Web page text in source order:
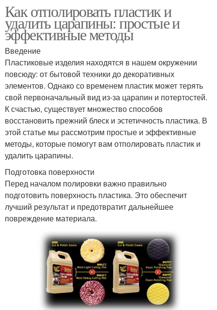
Как отполировать пластик и
удалить царапины: простые и
эффективные методы
Введение
Пластиковые изделия находятся в нашем окружении
повсюду: от бытовой техники до декоративных
элементов. Однако со временем пластик может терять
свой первоначальный вид из-за царапин и потертостей.
К счастью, существует множество способов
восстановить прежний блеск и эстетичность пластика. В
этой статье мы рассмотрим простые и эффективные
методы, которые помогут вам отполировать пластик и
удалить царапины.
Подготовка поверхности
Перед началом полировки важно правильно
подготовить поверхность пластика. Это обеспечит
лучший результат и предотвратит дальнейшее
повреждение материала.